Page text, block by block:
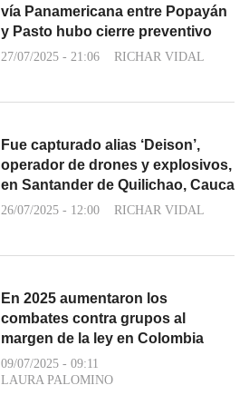
vía Panamericana entre Popayán
y Pasto hubo cierre preventivo
27/07/2025 - 21:06 RICHAR VIDAL
Fue capturado alias ‘Deison’,
operador de drones y explosivos,
en Santander de Quilichao, Cauca
26/07/2025 - 12:00 RICHAR VIDAL
En 2025 aumentaron los
combates contra grupos al
margen de la ley en Colombia
09/07/2025 - 09:11
LAURA PALOMINO